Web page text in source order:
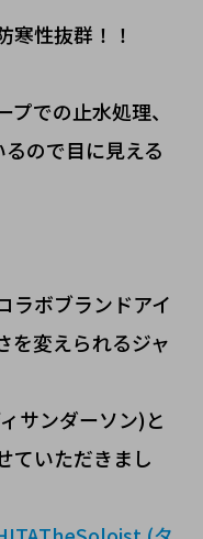
寒性抜群！！
での止水処理、
ので目に見える
ラボブランドアイ
を変えられるジャ
サンダーソン)と
ていただきまし